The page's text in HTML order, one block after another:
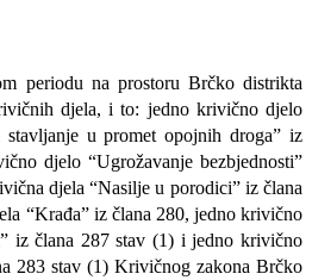
periodu na prostoru Brčko distrikta
djela, i to: jedno krivično djelo
stavljanje u promet opojnih droga” iz
djelo “Ugrožavanje bezbjednosti”
djela “Nasilje u porodici” iz člana
“Krađa” iz člana 280, jedno krivično
iz člana 287 stav (1) i jedno krivično
283 stav (1) Krivičnog zakona Brčko